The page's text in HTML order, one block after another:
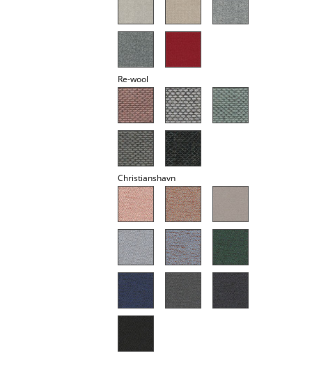
Figurines & Miniatures
Accessoires de bureau
Boîtes de rangement
Re-wool
Christianshavn